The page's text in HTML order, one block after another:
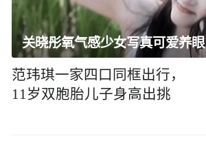
关晓彤氧气感少女写真可爱养眼
范玮琪一家四口同框出行，
11岁双胞胎儿子身高出挑